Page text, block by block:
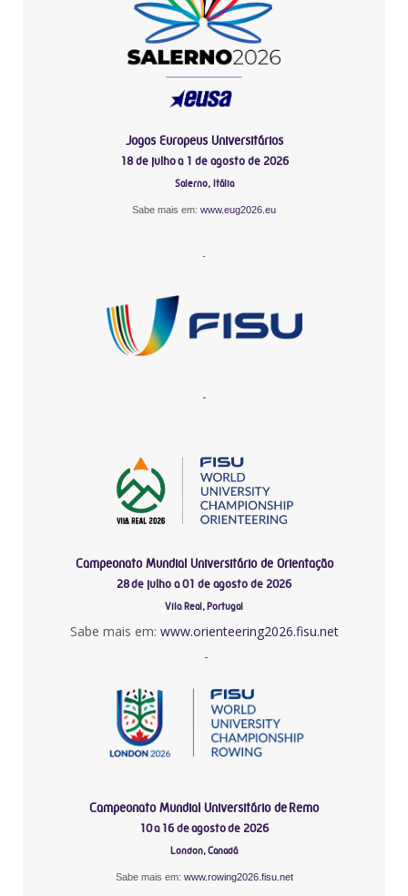
Jogos Europeus Universitários
18 de julho a 1 de agosto de 2026
Salerno, Itália
Sabe mais em: www.eug2026.eu
-
-
Campeonato Mundial Universitário de Orientação
28 de julho a 01 de agosto de 2026
Vila Real, Portugal
Sabe mais em: www.orienteering2026.fisu.net
-
Campeonato Mundial Universitário de Remo
10 a 16 de agosto de 2026
London, Canadá
Sabe mais em: www.rowing2026.fisu.net